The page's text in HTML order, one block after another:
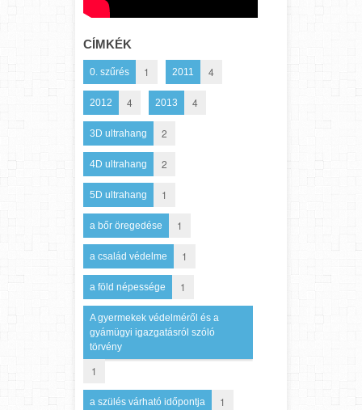
CÍMKÉK
0. szűrés 1 2011 4
2012 4 2013 4
3D ultrahang 2
4D ultrahang 2
5D ultrahang 1
a bőr öregedése 1
a család védelme 1
a föld népessége 1
A gyermekek védelméről és a
gyámügyi igazgatásról szóló
törvény
1
a szülés várható időpontja 1